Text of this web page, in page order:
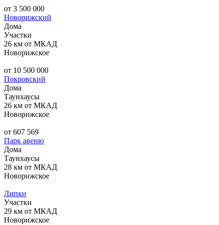
от 3 500 000
Новорижский
Дома
Участки
26 км от МКАД
Новорижское
от 10 500 000
Покровский
Дома
Таунхаусы
26 км от МКАД
Новорижское
от 607 569
Парк авеню
Дома
Таунхаусы
28 км от МКАД
Новорижское
Липки
Участки
29 км от МКАД
Новорижское